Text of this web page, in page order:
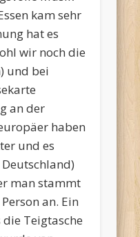
kam sehr
hat es
wir noch die
und bei
an der
haben
und es
man stammt
an. Ein
Teigtasche